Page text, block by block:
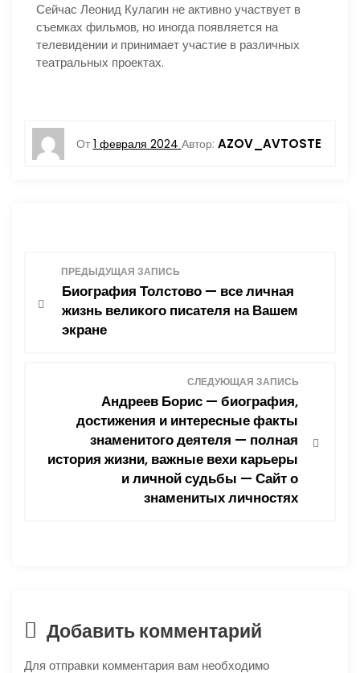
Сейчас Леонид Кулагин не активно участвует в
съемках фильмов, но иногда появляется на
телевидении и принимает участие в различных
театральных проектах.
От 1 февраля 2024 Автор: AZOV_AVTOSTE
о
ПРЕДЫДУЩАЯ ЗАПИСЬ
Биография Толстово — все личная
жизнь великого писателя на Вашем
экране
СЛЕДУЮЩАЯ ЗАПИСЬ
Андреев Борис — биография,
достижения и интересные факты
знаменитого деятеля — полная
история жизни, важные вехи карьеры
и личной судьбы — Сайт о
знаменитых личностях
Добавить комментарий
Для отправки комментария вам необходимо